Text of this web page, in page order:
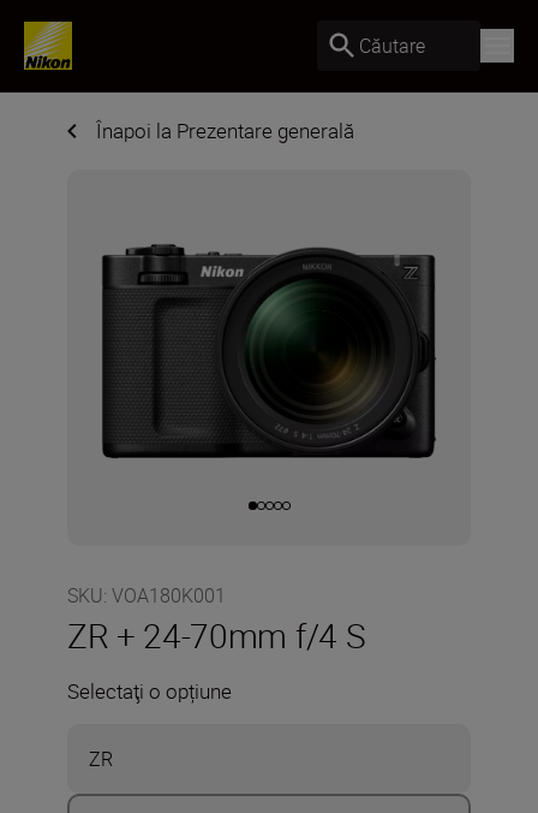
Căutare
Înapoi la Prezentare generală
SKU: VOA180K001
ZR + 24-70mm f/4 S
Selectaţi o opțiune
ZR